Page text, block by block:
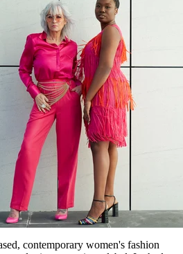
contemporary women's fashion